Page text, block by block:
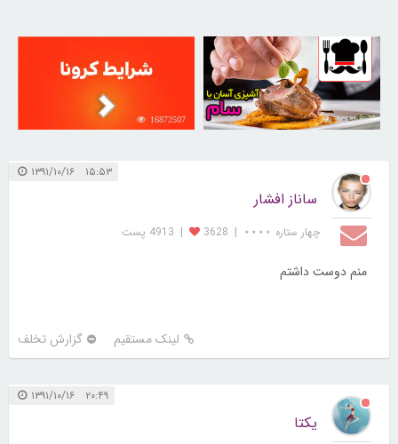
30259302
16872507
۱۵:۵۳ ۱۳۹۱/۱۰/۱۶
ساناز افشار
چهار ستاره ⋆⋆⋆⋆ |
3628
| 4913 پست
منم دوست داشتم
لینک مستقیم گزارش تخلف
۲۰:۴۹ ۱۳۹۱/۱۰/۱۶
یکتا